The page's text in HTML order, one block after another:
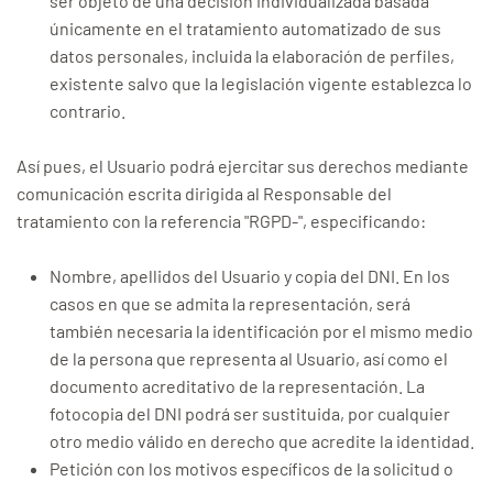
únicamente en el tratamiento automatizado de sus
datos personales, incluida la elaboración de perfiles,
existente salvo que la legislación vigente establezca lo
contrario.
Así pues, el Usuario podrá ejercitar sus derechos mediante
comunicación escrita dirigida al Responsable del
tratamiento con la referencia "RGPD-", especificando:
Nombre, apellidos del Usuario y copia del DNI. En los
casos en que se admita la representación, será
también necesaria la identificación por el mismo medio
de la persona que representa al Usuario, así como el
documento acreditativo de la representación. La
fotocopia del DNI podrá ser sustituida, por cualquier
otro medio válido en derecho que acredite la identidad.
Petición con los motivos específicos de la solicitud o